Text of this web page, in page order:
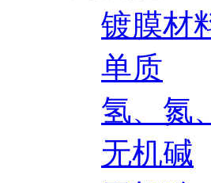
镀膜材
单质
氢、氮
无机碱